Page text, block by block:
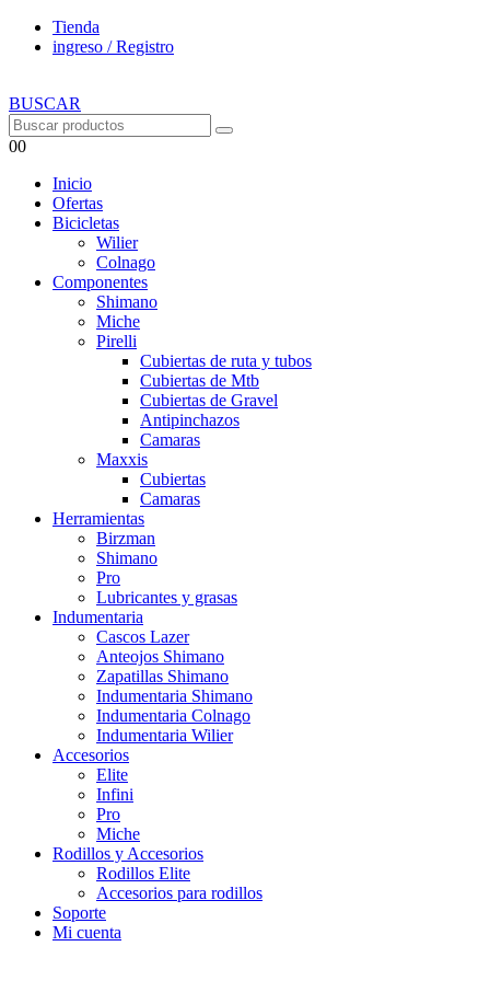
Tienda
ingreso / Registro
BUSCAR
00
Inicio
Ofertas
Bicicletas
Wilier
Colnago
Componentes
Shimano
Miche
Pirelli
Cubiertas de ruta y tubos
Cubiertas de Mtb
Cubiertas de Gravel
Antipinchazos
Camaras
Maxxis
Cubiertas
Camaras
Herramientas
Birzman
Shimano
Pro
Lubricantes y grasas
Indumentaria
Cascos Lazer
Anteojos Shimano
Zapatillas Shimano
Indumentaria Shimano
Indumentaria Colnago
Indumentaria Wilier
Accesorios
Elite
Infini
Pro
Miche
Rodillos y Accesorios
Rodillos Elite
Accesorios para rodillos
Soporte
Mi cuenta